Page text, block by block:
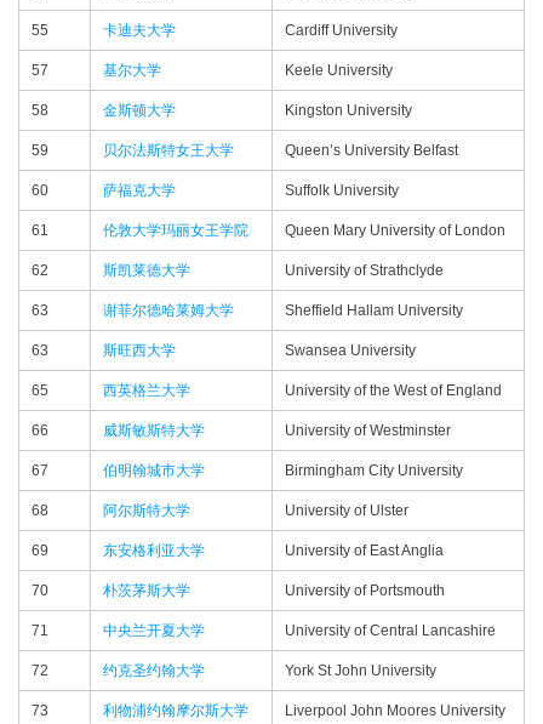
55 卡迪夫大学 Cardiff University
57 基尔大学 Keele University
58 金斯顿大学 Kingston University
59 贝尔法斯特女王大学 Queen’s University Belfast
60 萨福克大学 Suffolk University
61 伦敦大学玛丽女王学院 Queen Mary University of London
62 斯凯莱德大学 University of Strathclyde
63 谢菲尔德哈莱姆大学 Sheffield Hallam University
63 斯旺西大学 Swansea University
65 西英格兰大学 University of the West of England
66 威斯敏斯特大学 University of Westminster
67 伯明翰城市大学 Birmingham City University
68 阿尔斯特大学 University of Ulster
69 东安格利亚大学 University of East Anglia
70 朴茨茅斯大学 University of Portsmouth
71 中央兰开夏大学 University of Central Lancashire
72 约克圣约翰大学 York St John University
73 利物浦约翰摩尔斯大学 Liverpool John Moores University